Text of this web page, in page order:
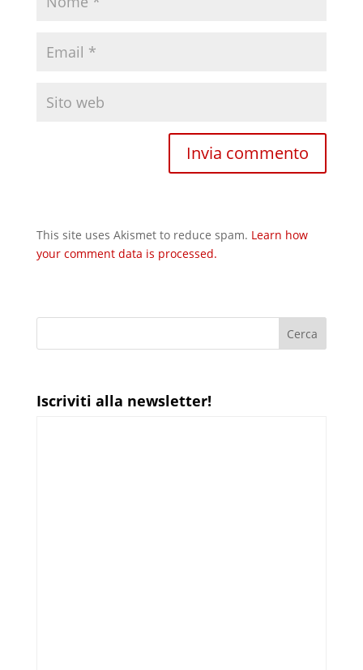
This site uses Akismet to reduce spam. Learn how
your comment data is processed.
Iscriviti alla newsletter!